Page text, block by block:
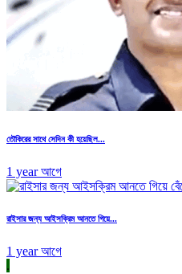
তৌকিরের সাথে সেদিন কী হয়েছিল...
1 year আগে
রাইসার জন্য আইসক্রিম আনতে গিয়ে...
1 year আগে
.